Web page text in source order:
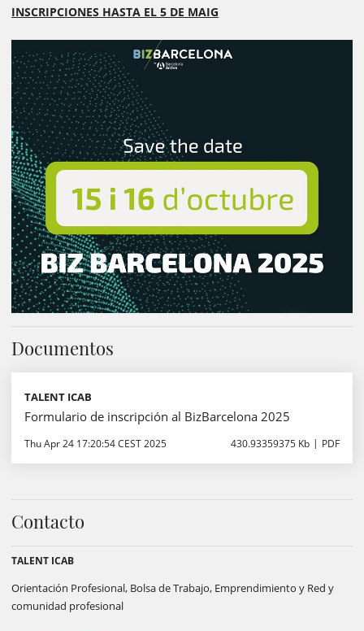
INSCRIPCIONES HASTA EL 5 DE MAIG
Documentos
TALENT ICAB
Formulario de inscripción al BizBarcelona 2025
Thu Apr 24 17:20:54 CEST 2025 430.93359375 Kb PDF
Contacto
TALENT ICAB
Orientación Profesional, Bolsa de Trabajo, Emprendimiento y Red y
comunidad profesional